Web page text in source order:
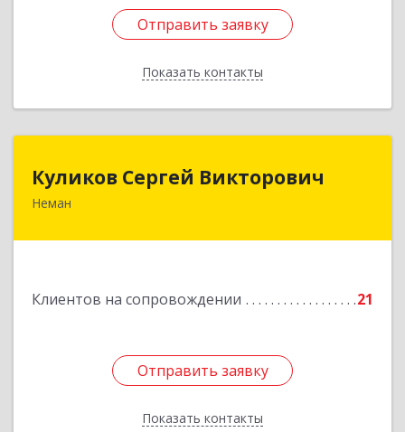
Отправить заявку
Показать контакты
Отправить заявку
Назад
Куликов Сергей Викторович
Неман
Клиентов на сопровождении 21
Отправить заявку
Показать контакты
Куликов Сергей Викторович
Отправить заявку
Назад